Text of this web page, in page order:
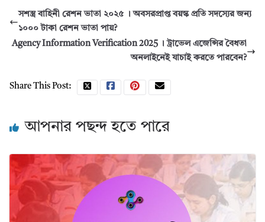
সশস্ত্র বাহিনী রেশন ভাতা ২০২৫ । অবসরপ্রাপ্ত বয়স্ক প্রতি সদস্যের জন্য
১০০০ টাকা রেশন ভাতা পায়?
Agency Information Verification 2025 । ট্রাভেল এজেন্সির বৈধতা
অনলাইনেই যাচাই করতে পারবেন?
Share This Post:
আপনার পছন্দ হতে পারে